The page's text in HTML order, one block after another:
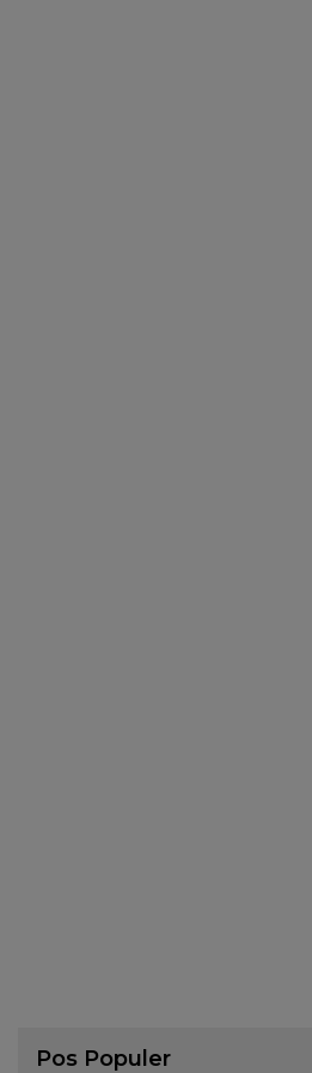
Pos Populer